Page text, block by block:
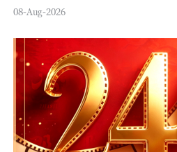
08-Aug-2026